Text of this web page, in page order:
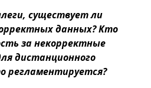
существует ли
данных? Кто
за некорректные
дистанционного
регламентируется?